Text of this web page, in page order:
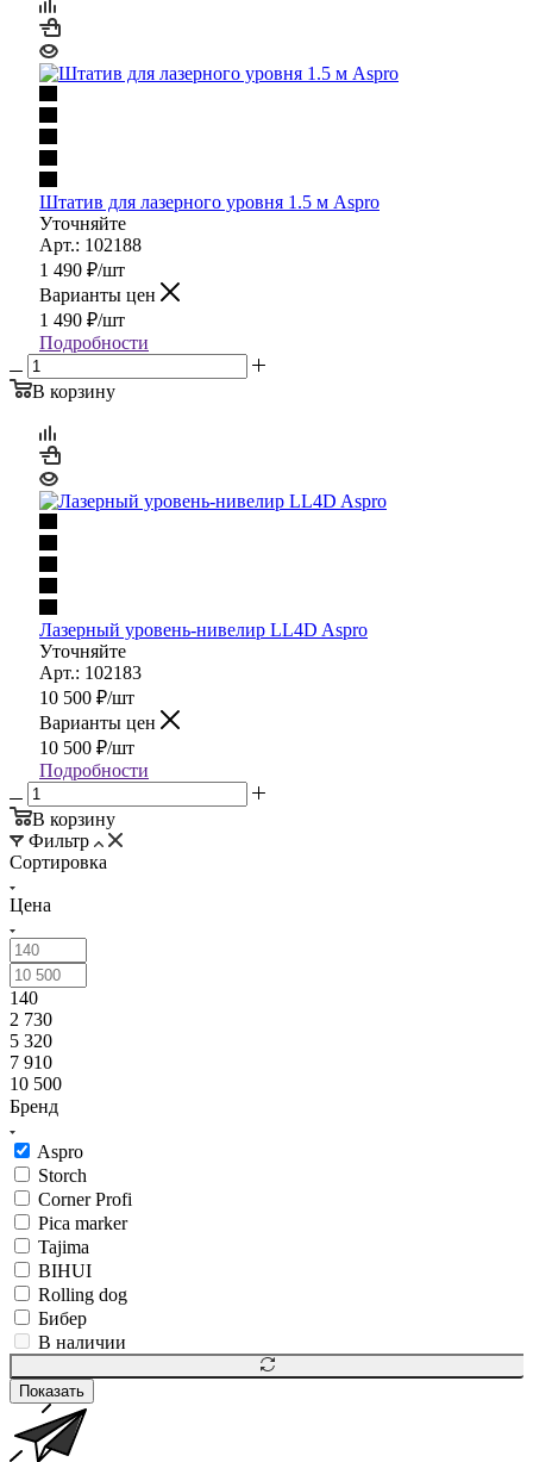
Штатив для лазерного уровня 1.5 м Aspro
Уточняйте
Арт.: 102188
1 490 ₽/шт
Варианты цен
1 490 ₽/шт
Подробности
В корзину
Лазерный уровень-нивелир LL4D Aspro
Уточняйте
Арт.: 102183
10 500 ₽/шт
Варианты цен
10 500 ₽/шт
Подробности
В корзину
Фильтр
Сортировка
Цена
140
2 730
5 320
7 910
10 500
Бренд
Aspro
Storch
Corner Profi
Pica marker
Tajima
BIHUI
Rolling dog
Бибер
В наличии
Показать